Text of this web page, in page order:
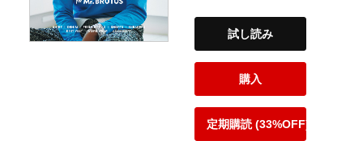
試し読み
購入
定期購読 (33%OFF)